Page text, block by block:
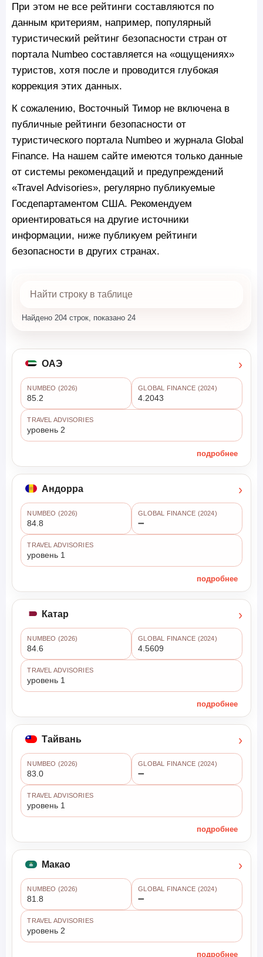
При этом не все рейтинги составляются по
данным критериям, например, популярный
туристический рейтинг безопасности стран от
портала Numbeo составляется на «ощущениях»
туристов, хотя после и проводится глубокая
коррекция этих данных.
К сожалению, Восточный Тимор не включена в
публичные рейтинги безопасности от
туристического портала Numbeo и журнала Global
Finance. На нашем сайте имеются только данные
от системы рекомендаций и предупреждений
«Travel Advisories», регулярно публикуемые
Госдепартаментом США. Рекомендуем
ориентироваться на другие источники
информации, ниже публикуем рейтинги
безопасности в других странах.
Найдено 204 строк, показано 24
ОАЭ ›
NUMBEO (2026)
85.2
GLOBAL FINANCE (2024)
4.2043
TRAVEL ADVISORIES
уровень 2
подробнее
Андорра ›
NUMBEO (2026)
84.8
GLOBAL FINANCE (2024)
➖
TRAVEL ADVISORIES
уровень 1
подробнее
Катар ›
NUMBEO (2026)
84.6
GLOBAL FINANCE (2024)
4.5609
TRAVEL ADVISORIES
уровень 1
подробнее
Тайвань ›
NUMBEO (2026)
83.0
GLOBAL FINANCE (2024)
➖
TRAVEL ADVISORIES
уровень 1
подробнее
Макао ›
NUMBEO (2026)
81.8
GLOBAL FINANCE (2024)
➖
TRAVEL ADVISORIES
уровень 2
подробнее